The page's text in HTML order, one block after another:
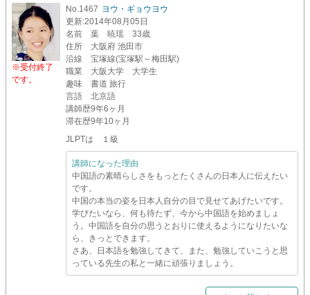
※受付終了
です。
No.1467 ヨウ・ギョウヨウ
更新:2014年08月05日
名前
葉 暁瑶 33歳
住所
大阪府 池田市
沿線
宝塚線(宝塚駅～梅田駅)
職業
大阪大学 大学生
趣味
書道 旅行
言語
北京語
講師歴9年6ヶ月
滞在歴9年10ヶ月
JLPTは １級
講師になった理由
中国語の素晴らしさをもっとたくさんの日本人に伝えたい
です。
中国の本当の姿を日本人自分の目で見せてあげたいです。
学びたいなら、何も待たず、今から中国語を始めましょ
う。中国語を自分の思うとおりに使えるようになりたいな
ら、きっとできます。
さあ、日本語を勉強してきて、また、勉強していこうと思
っている先生の私と一緒に頑張りましょう。